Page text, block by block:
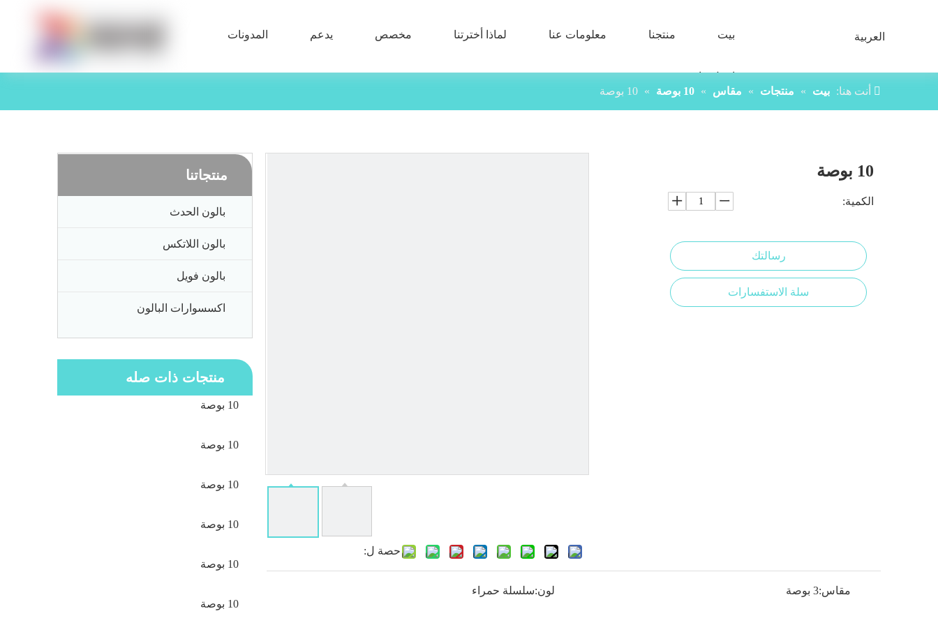
بيت منتجنا معلومات عنا لماذا أخترتنا مخصص يدعم المدونات
اتصل بنا
العربية
أنت هنا: بيت » منتجات » مقاس » 10 بوصة » 10 بوصة
منتجاتنا
بالون الحدث
بالون اللاتكس
بالون فويل
اكسسوارات البالون
منتجات ذات صله
10 بوصة
10 بوصة
10 بوصة
10 بوصة
10 بوصة
10 بوصة
حصة ل:
10 بوصة
الكمية:
رسالتك
سلة الاستفسارات
لون:سلسلة حمراء مقاس:3 بوصة